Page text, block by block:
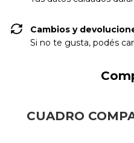
Cambios y
Si no te gusta, podés
CUADRO